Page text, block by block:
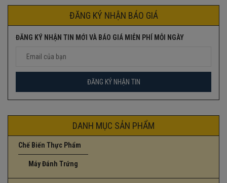
ĐĂNG KÝ NHẬN BÁO GIÁ
ĐĂNG KÝ NHẬN TIN MỚI VÀ BÁO GIÁ MIỄN PHÍ MỖI NGÀY
DANH MỤC SẢN PHẨM
Chế Biến Thực Phẩm
Máy Đánh Trứng